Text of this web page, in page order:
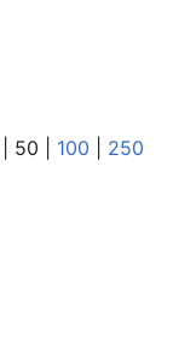
50 100
250